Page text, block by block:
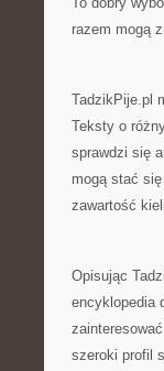
razem mogą
TadzikPije.pl
Teksty o
sprawdzi się
mogą stać
zawartość
Opisując
encyklopedia
szeroki profil